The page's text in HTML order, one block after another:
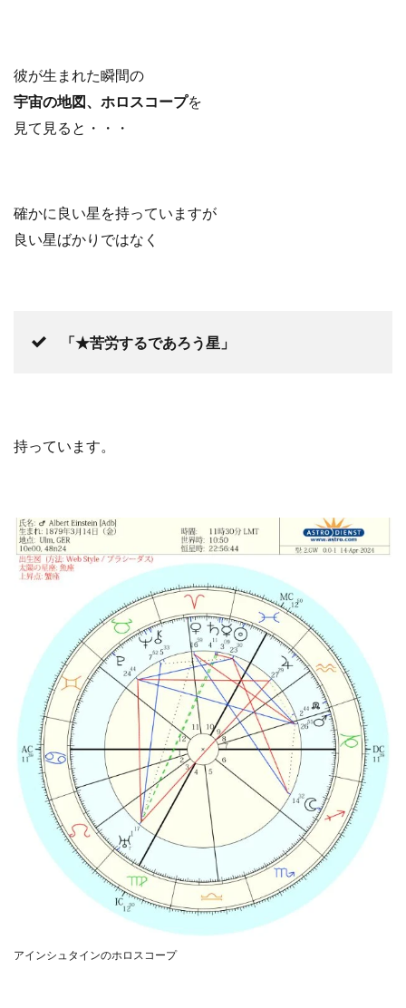
彼が生まれた瞬間の
宇宙の地図、ホロスコープを
見て見ると・・・
確かに良い星を持っていますが
良い星ばかりではなく
「★苦労するであろう星」
持っています。
アインシュタインのホロスコープ